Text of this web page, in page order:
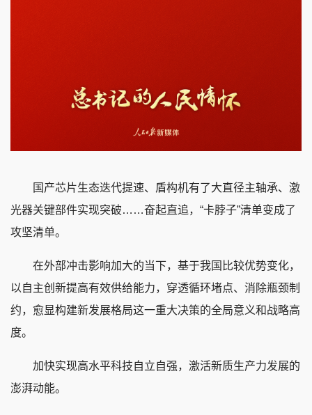
国产芯片生态迭代提速、盾构机有了大直径主轴承、激
光器关键部件实现突破……奋起直追，“卡脖子”清单变成了
攻坚清单。
在外部冲击影响加大的当下，基于我国比较优势变化，
以自主创新提高有效供给能力，穿透循环堵点、消除瓶颈制
约，愈显构建新发展格局这一重大决策的全局意义和战略高
度。
加快实现高水平科技自立自强，激活新质生产力发展的
澎湃动能。